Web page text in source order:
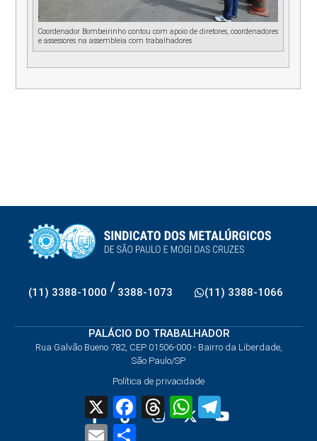
Coordenador Bombeirinho contou com apoio de diretores, coordenadores
e assessores na assembleia com trabalhadores
(11) 3388-1000 / 3388-1073 (11) 3388-1066
PALÁCIO DO TRABALHADOR
Rua Galvão Bueno 782, CEP 01506-000 - Bairro da Liberdade,
São Paulo/SP
Política de privacidade
X FacebookThreadsWhatsApp
Email